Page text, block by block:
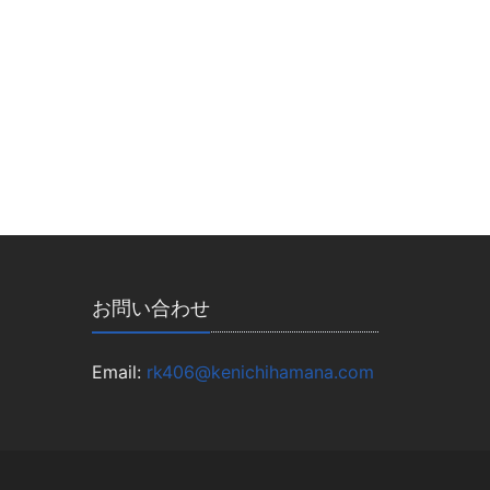
お問い合わせ
Email: rk406@kenichihamana.com